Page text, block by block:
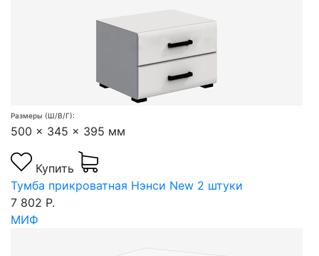
Размеры (Ш/В/Г):
500 x 345 x 395 мм
Купить
Тумба прикроватная Нэнси New 2 штуки
7 802 Р.
МИФ